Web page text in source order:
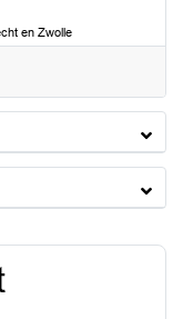
en Zwolle